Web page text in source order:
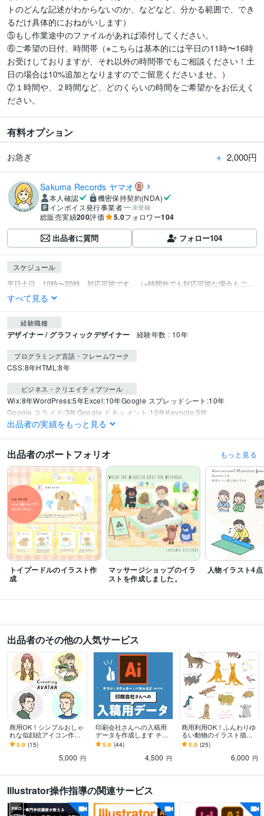
トのどんな記述がわからないのか、などなど、分かる範囲で、でき
るだけ具体的におねがいします）
⑤もし作業途中のファイルがあれば添付してください。
⑥ご希望の日付、時間帯（※こちらは基本的には平日の11時〜16時
お受けしておりますが、それ以外の時間帯でもご相談ください！土
日の場合は10%追加となりますのでご留意くださいませ。）
⑦１時間や、２時間など、どのくらいの時間をご希望かをお伝えく
ださい。
有料オプション
お急ぎ ＋ 2,000円
Sakuma Records ヤマオ
本人確認
機密保持契約(NDA)
インボイス発行事業者
未登録
総販売実績200評価 5.0フォロワー104
出品者に質問 フォロー104
スケジュール
平日土日　10時〜20時　対応可能です。（※時間外でも対応可能な場合もご...
すべて見る
経験職種
デザイナー / グラフィックデザイナー 経験年数 : 10年
プログラミング言語・フレームワーク
CSS:8年HTML:8年
ビジネス・クリエイティブツール
Wix:8年WordPress:5年Excel:10年Google スプレッドシート:10年
Google スライド:3年Google ドキュメント:10年Keynote:5年
PowerPoint:10年
イラスト作成・漫画制作 イラスト作成
広告 デザイン 小売 ビジネス 趣味
Web制作・HP作成・EC構築 WEBデザインの制作や、コーディングなど
ビジネス サービス ブランド 仕事
出品者の実績をもっと見る
出品者のポートフォリオ もっと見る
トイプードルのイラスト作
成
マッサージショップのイラ
ストを作成しました。
人物イラスト4点
出品者のその他の人気サービス
商用OK！シンプルおしゃ
れな似顔絵アイコン作り
ます SNSのアイコンや、
ブログなどに！使いやす
5.0 (15)
5,000 円
印刷会社さんへの入稿用
データを作成します チラ
シ、ステッカー、パネル
など、入稿のためのデー
5.0 (44)
4,500 円
商用利用OK！ふんわりゆ
るい動物のイラスト描き
ます 挿絵、SNS用、動画
イラスト、キャラクター
5.0 (25)
6,000 円
Illustrator操作指導の関連サービス